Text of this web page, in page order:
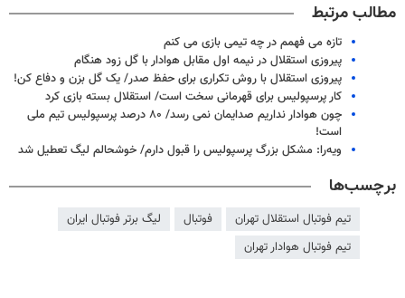
مطالب مرتبط
تازه می فهمم در چه تیمی بازی می کنم
پیروزی استقلال در نیمه اول مقابل هوادار با گل زود هنگام
پیروزی استقلال با روش تکراری برای حفظ صدر/ یک گل بزن و دفاع کن!
کار پرسپولیس برای قهرمانی سخت است/ استقلال بسته بازی کرد
چون هوادار نداریم صدایمان نمی رسد/ ۸۰ درصد پرسپولیس تیم ملی
است!
ویه‌را: مشکل بزرگ پرسپولیس را قبول دارم/ خوشحالم لیگ تعطیل شد
برچسب‌ها
تیم فوتبال استقلال تهران فوتبال
لیگ برتر فوتبال ایران
تیم فوتبال هوادار تهران